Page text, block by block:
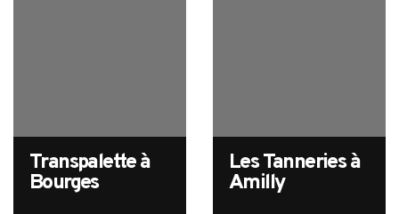
Transpalette à
Bourges
Les Tanneries à
Amilly